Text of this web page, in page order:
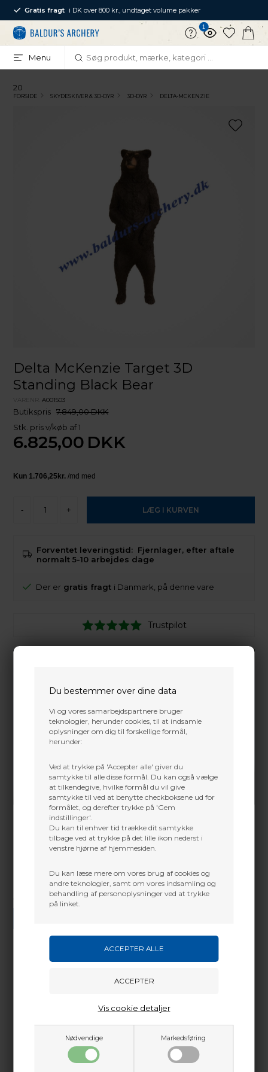
Du bestemmer over dine data
Vi og vores samarbejdspartnere bruger
teknologier, herunder cookies, til at indsamle
oplysninger om dig til forskellige formål,
herunder:
Ved at trykke på 'Accepter alle' giver du
samtykke til alle disse formål. Du kan også vælge
at tilkendegive, hvilke formål du vil give
samtykke til ved at benytte checkboksene ud for
formålet, og derefter trykke på 'Gem
indstillinger'.
Du kan til enhver tid trække dit samtykke
tilbage ved at trykke på det lille ikon nederst i
venstre hjørne af hjemmesiden.
Du kan læse mere om vores brug af cookies og
andre teknologier, samt om vores indsamling og
behandling af personoplysninger ved at trykke
på linket.
Nødvendige Markedsføring
Vis cookie detaljer
Gratis fragt i DK over 800 kr., undtaget volume pakker
1
Menu
20
FORSIDE SKYDESKIVER & 3D-DYR 3D-DYR DELTA-MCKENZIE
Delta McKenzie Target 3D
Standing Black Bear
A001503
Butikspris 7.849,00 DKK
Stk. pris v/køb af 1
6.825,00 DKK
- +
Forventet leveringstid: Fjernlager, efter aftale
normalt 5-10 arbejdes dage
Der er gratis fragt i Danmark, på denne vare
Trustpilot
martin@baldurs-archery.dk
+45 9718 3356
Vi gør vores bedste for at besvare alle henvendelser indenfor 24 timer.
Dette passer godt sammen.